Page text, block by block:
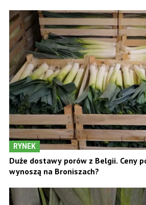
RYNEK
Duże dostawy porów z Belgii. Ceny
wynoszą na Broniszach?